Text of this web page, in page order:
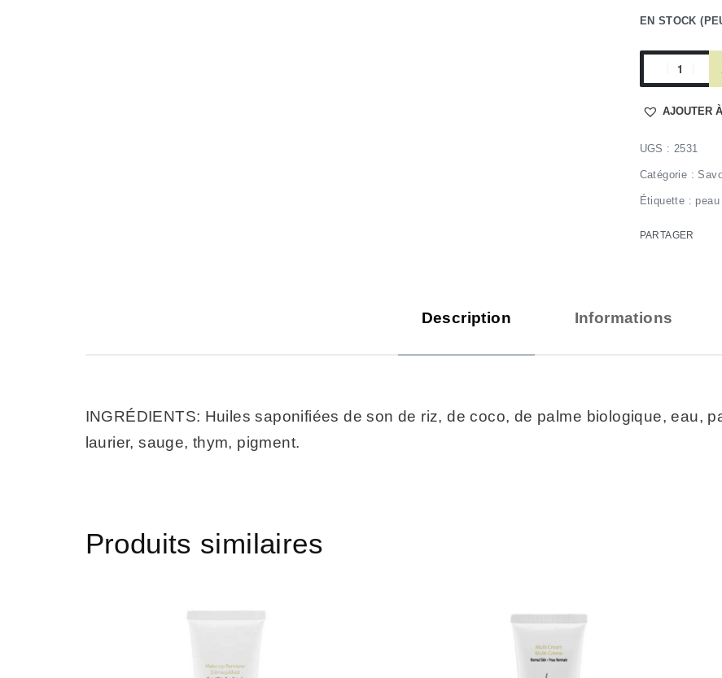
EN STOCK
AJOUTER
2531
Catégorie :
Étiquette :
PARTAGER
Description Informations
INGRÉDIENTS: Huiles saponifiées de son de riz, de coco, de palme biologique, eau,
laurier, sauge, thym, pigment.
Produits similaires